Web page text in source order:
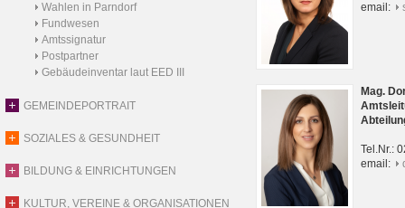
Wahlen in Parndorf
Fundwesen
Amtssignatur
Postpartner
Gebäudeinventar laut EED III
GEMEINDEPORTRAIT
SOZIALES & GESUNDHEIT
BILDUNG & EINRICHTUNGEN
KULTUR, VEREINE & ORGANISATIONEN
email:
Mag.
Tel.Nr.:
email: